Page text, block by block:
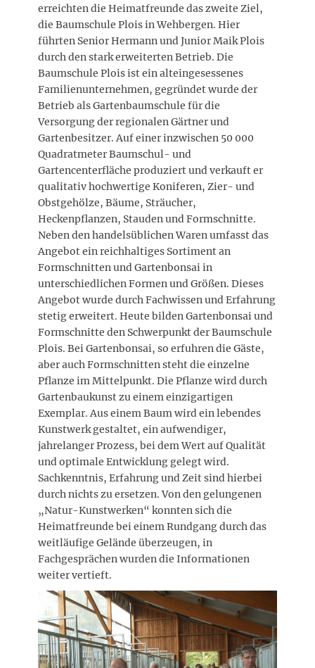
erreichten die Heimatfreunde das zweite Ziel,
die Baumschule Plois in Wehbergen. Hier
führten Senior Hermann und Junior Maik Plois
durch den stark erweiterten Betrieb. Die
Baumschule Plois ist ein alteingesessenes
Familienunternehmen, gegründet wurde der
Betrieb als Gartenbaumschule für die
Versorgung der regionalen Gärtner und
Gartenbesitzer. Auf einer inzwischen 50 000
Quadratmeter Baumschul- und
Gartencenterfläche produziert und verkauft er
qualitativ hochwertige Koniferen, Zier- und
Obstgehölze, Bäume, Sträucher,
Heckenpflanzen, Stauden und Formschnitte.
Neben den handelsüblichen Waren umfasst das
Angebot ein reichhaltiges Sortiment an
Formschnitten und Gartenbonsai in
unterschiedlichen Formen und Größen. Dieses
Angebot wurde durch Fachwissen und Erfahrung
stetig erweitert. Heute bilden Gartenbonsai und
Formschnitte den Schwerpunkt der Baumschule
Plois. Bei Gartenbonsai, so erfuhren die Gäste,
aber auch Formschnitten steht die einzelne
Pflanze im Mittelpunkt. Die Pflanze wird durch
Gartenbaukunst zu einem einzigartigen
Exemplar. Aus einem Baum wird ein lebendes
Kunstwerk gestaltet, ein aufwendiger,
jahrelanger Prozess, bei dem Wert auf Qualität
und optimale Entwicklung gelegt wird.
Sachkenntnis, Erfahrung und Zeit sind hierbei
durch nichts zu ersetzen. Von den gelungenen
„Natur-Kunstwerken“ konnten sich die
Heimatfreunde bei einem Rundgang durch das
weitläufige Gelände überzeugen, in
Fachgesprächen wurden die Informationen
weiter vertieft.